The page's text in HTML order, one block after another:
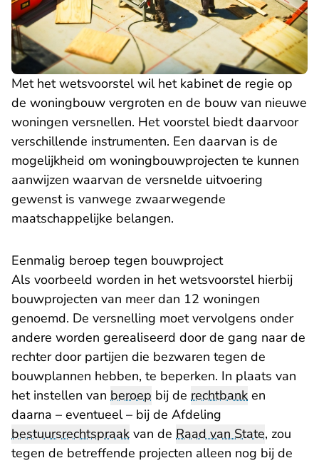
Met het wetsvoorstel wil het kabinet de regie op
de woningbouw vergroten en de bouw van nieuwe
woningen versnellen. Het voorstel biedt daarvoor
verschillende instrumenten. Een daarvan is de
mogelijkheid om woningbouwprojecten te kunnen
aanwijzen waarvan de versnelde uitvoering
gewenst is vanwege zwaarwegende
maatschappelijke belangen.
Eenmalig beroep tegen bouwproject
Als voorbeeld worden in het wetsvoorstel hierbij
bouwprojecten van meer dan 12 woningen
genoemd. De versnelling moet vervolgens onder
andere worden gerealiseerd door de gang naar de
rechter door partijen die bezwaren tegen de
bouwplannen hebben, te beperken. In plaats van
het instellen van beroep bij de rechtbank en
daarna – eventueel – bij de Afdeling
bestuursrechtspraak van de Raad van State, zou
tegen de betreffende projecten alleen nog bij de